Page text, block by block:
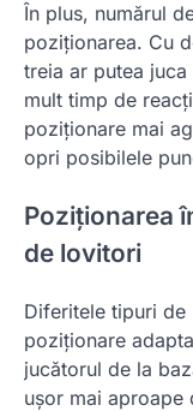
În plus, numărul
poziționarea. Cu
treia ar putea
mult timp de
poziționare mai
opri posibilele
Poziționarea
de lovitori
Diferitele tipuri
poziționare
jucătorul de la
ușor mai aproape